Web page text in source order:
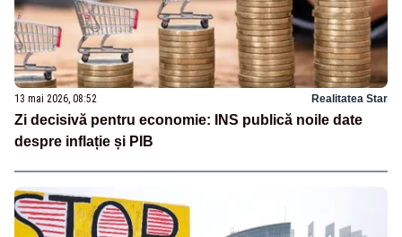
13 mai 2026, 08:52 Realitatea Star
Zi decisivă pentru economie: INS publică noile date
despre inflație și PIB